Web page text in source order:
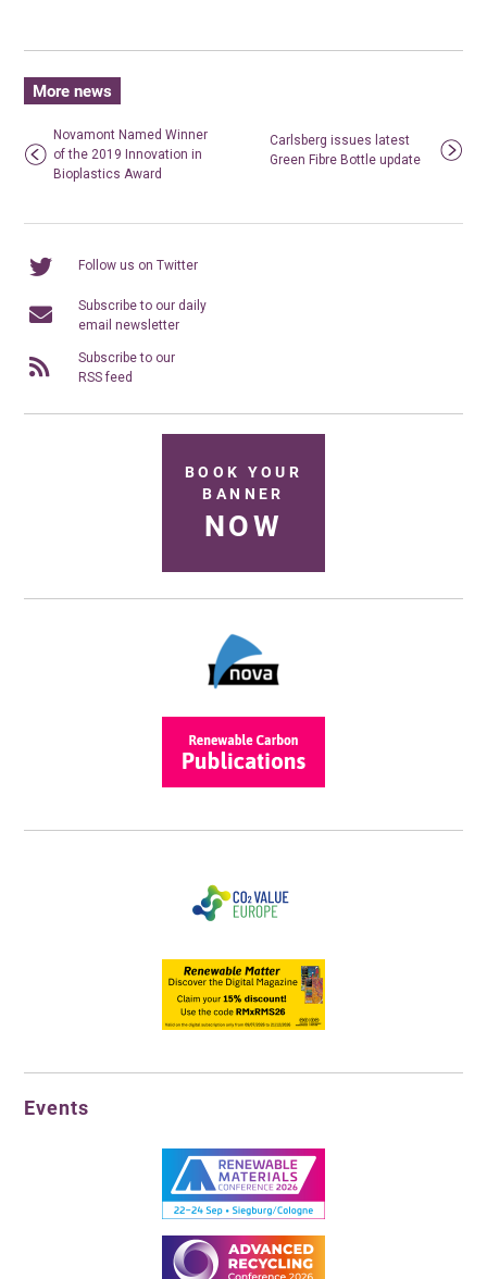
More news
Novamont Named Winner
of the 2019 Innovation in
Bioplastics Award
Carlsberg issues latest
Green Fibre Bottle update
Follow us on Twitter
Subscribe to our daily
email newsletter
Subscribe to our
RSS feed
BOOK YOUR
BANNER
NOW
Events